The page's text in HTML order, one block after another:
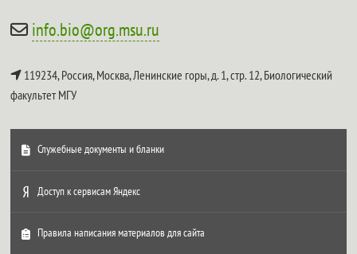
info.bio@org.msu.ru
119234, Россия, Москва, Ленинские горы, д. 1, стр. 12,Биологический
факультет МГУ
Служебные документы и бланки
Доступ к сервисам Яндекс
Правила написания материалов для сайта